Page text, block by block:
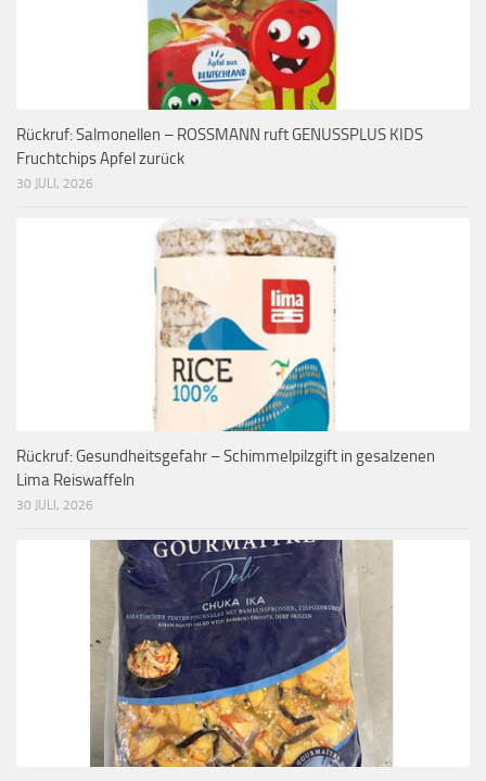
Rückruf: Salmonellen – ROSSMANN ruft GENUSSPLUS KIDS
Fruchtchips Apfel zurück
30 JULI, 2026
Rückruf: Gesundheitsgefahr – Schimmelpilzgift in gesalzenen
Lima Reiswaffeln
30 JULI, 2026